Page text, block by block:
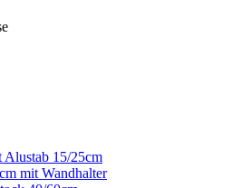
Alustab 15/25cm
mit Wandhalter